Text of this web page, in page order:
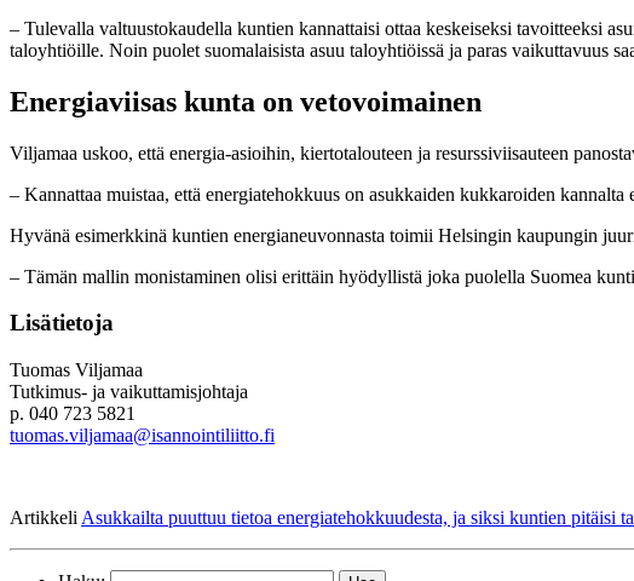
– Tulevalla valtuustokaudella kuntien kannattaisi ottaa keskeiseksi tavoitteeksi
taloyhtiöille. Noin puolet suomalaisista asuu taloyhtiöissä ja paras vaikuttavuus
Energiaviisas kunta on vetovoimainen
Viljamaa uskoo, että energia-asioihin, kiertotalouteen ja resurssiviisauteen
– Kannattaa muistaa, että energiatehokkuus on asukkaiden kukkaroiden
Hyvänä esimerkkinä kuntien energianeuvonnasta toimii Helsingin kaupungin
– Tämän mallin monistaminen olisi erittäin hyödyllistä joka puolella Suomea
Lisätietoja
Tuomas Viljamaa
Tutkimus- ja vaikuttamisjohtaja
p. 040 723 5821
tuomas.viljamaa@isannointiliitto.fi
Artikkeli Asukkailta puuttuu tietoa energiatehokkuudesta, ja siksi kuntien pitäisi